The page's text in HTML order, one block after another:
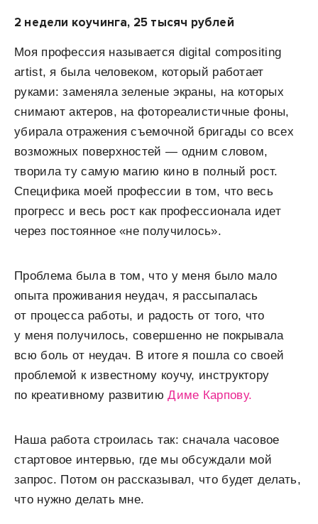
2 недели коучинга, 25 тысяч рублей
Моя профессия называется digital compositing
artist, я была человеком, который работает
руками: заменяла зеленые экраны, на которых
снимают актеров, на фотореалистичные фоны,
убирала отражения съемочной бригады со всех
возможных поверхностей — одним словом,
творила ту самую магию кино в полный рост.
Специфика моей профессии в том, что весь
прогресс и весь рост как профессионала идет
через постоянное «не получилось».
Проблема была в том, что у меня было мало
опыта проживания неудач, я рассыпалась
от процесса работы, и радость от того, что
у меня получилось, совершенно не покрывала
всю боль от неудач. В итоге я пошла со своей
проблемой к известному коучу, инструктору
по креативному развитиюДиме Карпову.
Наша работа строилась так: сначала часовое
стартовое интервью, где мы обсуждали мой
запрос. Потом он рассказывал, что будет делать,
что нужно делать мне.